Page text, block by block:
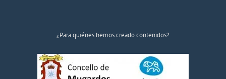
¿Para quiénes hemos creado contenidos?